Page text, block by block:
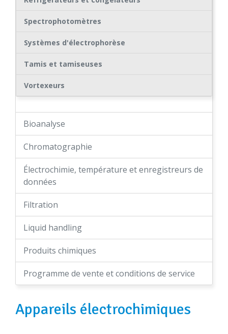
Spectrophotomètres
Systèmes d'électrophorèse
Tamis et tamiseuses
Vortexeurs
Bioanalyse
Chromatographie
Électrochimie, température et enregistreurs de
données
Filtration
Liquid handling
Produits chimiques
Programme de vente et conditions de service
Appareils électrochimiques